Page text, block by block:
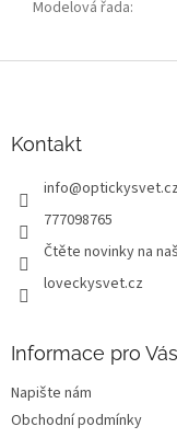
Modelová řada:
Kontakt
info@optickysvet.cz
777098765
Čtěte novinky na
loveckysvet.cz
Informace pro Vás
Napište nám
Obchodní podmínky